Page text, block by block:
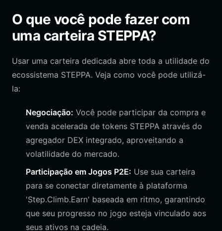
O que você pode fazer com
uma carteira STEPPA?
Usar uma carteira dedicada abre toda a utilidade do
ecossistema STEPPA. Veja como você pode utilizá-
la:
Negociação: Você pode participar da compra e
venda acelerada de tokens STEPPA através do
agregador DEX integrado, aproveitando a
volatilidade do mercado.
Participação em Jogos P2E: Use sua carteira
para se conectar diretamente à plataforma
'Step.Climb.Earn' baseada em ritmo, garantindo
que seu progresso no jogo esteja vinculado aos
seus ativos na cadeia.